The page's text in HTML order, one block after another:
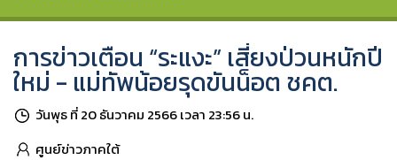
การข่าวเตือน “ระแงะ” เสี่ยงป่วนหนักปี
ใหม่ - แม่ทัพน้อยรุดขันน็อต ชคต.
วันพุธ ที่ 20 ธันวาคม 2566 เวลา 23:56 น.
ศูนย์ข่าวภาคใต้